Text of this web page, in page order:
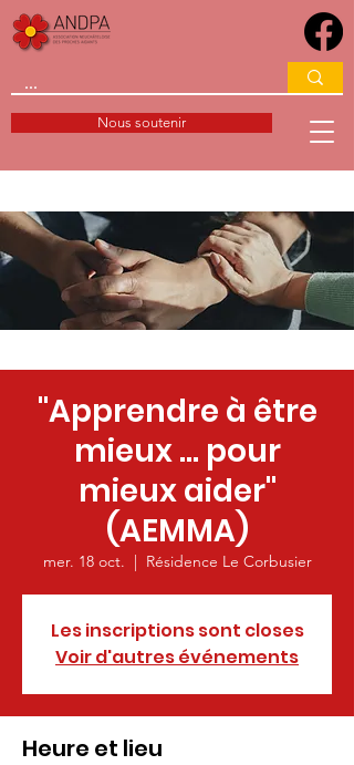
Nous soutenir
"Apprendre à être
mieux … pour
mieux aider"
(AEMMA)
mer. 18 oct.
  |
Résidence Le Corbusier
Les inscriptions sont closes
Voir d'autres événements
Heure et lieu